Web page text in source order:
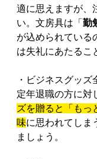
適に思えますが、
い。文房具は「 勤
が込められている
は失礼にあたるこ
・ビジネスグッズ
定年退職の方に対
ズを贈ると「もっ
味に思われてしま
ましょう。